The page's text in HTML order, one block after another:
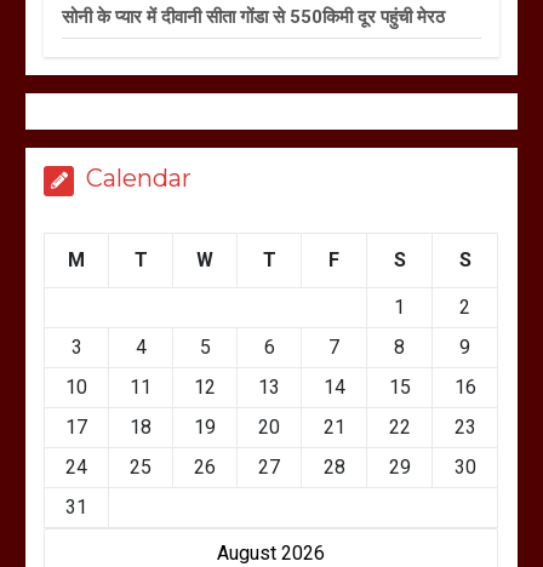
सोनी के प्यार में दीवानी सीता गोंडा से 550किमी दूर पहुंची मेरठ
Calendar
August 2026
M T W T F S S
1
2
3
4 5 6 7 8
9
10
11 12 13 14 15
16
17
18 19 20 21 22
23
24
25 26 27 28 29
30
31